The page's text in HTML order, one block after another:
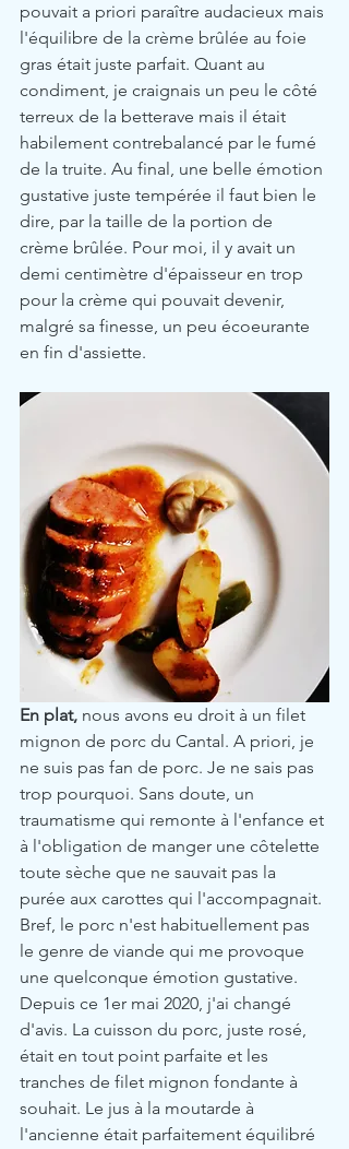
pouvait a priori paraître audacieux mais
l'équilibre de la crème brûlée au foie
gras était juste parfait. Quant au
condiment, je craignais un peu le côté
terreux de la betterave mais il était
habilement contrebalancé par le fumé
de la truite. Au final, une belle émotion
gustative juste tempérée il faut bien le
dire, par la taille de la portion de
crème brûlée. Pour moi, il y avait un
demi centimètre d'épaisseur en trop
pour la crème qui pouvait devenir,
malgré sa finesse, un peu écoeurante
en fin d'assiette.
En plat, nous avons eu droit à un filet
mignon de porc du Cantal. A priori, je
ne suis pas fan de porc. Je ne sais pas
trop pourquoi. Sans doute, un
traumatisme qui remonte à l'enfance et
à l'obligation de manger une côtelette
toute sèche que ne sauvait pas la
purée aux carottes qui l'accompagnait.
Bref, le porc n'est habituellement pas
le genre de viande qui me provoque
une quelconque émotion gustative.
Depuis ce 1er mai 2020, j'ai changé
d'avis. La cuisson du porc, juste rosé,
était en tout point parfaite et les
tranches de filet mignon fondante à
souhait. Le jus à la moutarde à
l'ancienne était parfaitement équilibré